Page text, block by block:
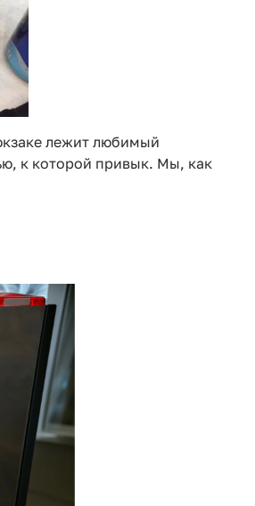
лежит любимый
к которой привык. Мы, как